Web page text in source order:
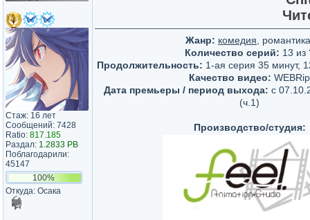
Стаж: 16 лет
Сообщений: 7428
Ratio: 817.185
Раздал: 1.2833 PB
Поблагодарили:
45147
100%
Откуда: Осака
Жанр: комедия ,
Количество серий: 13 из
Продолжительность: 1-ая серия 35 минут,
Качество видео: WEBRip
Дата премьеры / период выхода: c
(ч.1)
Производство/студия: